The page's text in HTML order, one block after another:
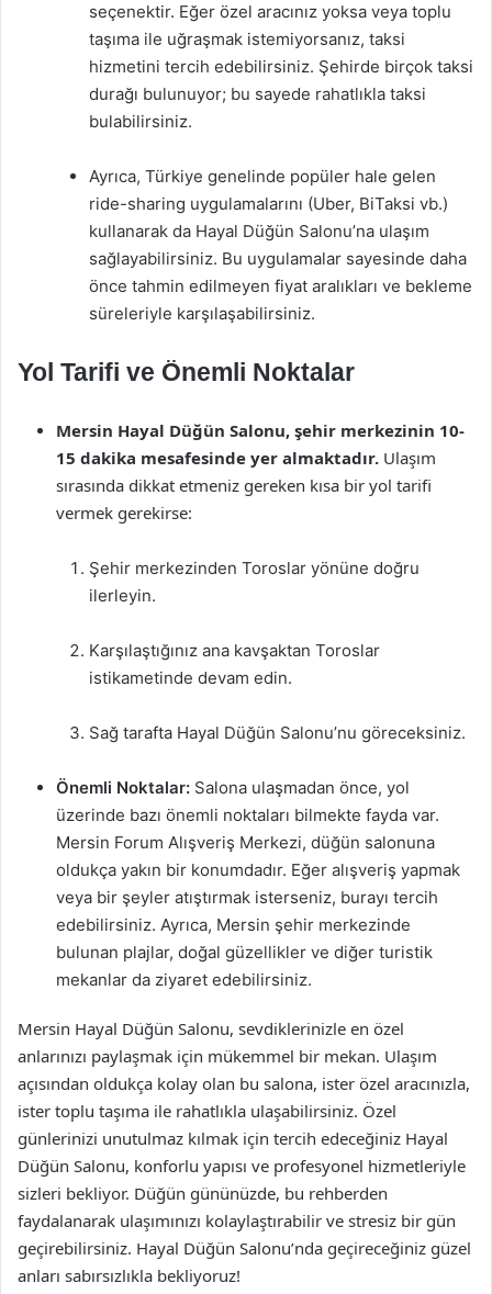
seçenektir. Eğer özel aracınız yoksa veya toplu
taşıma ile uğraşmak istemiyorsanız, taksi
hizmetini tercih edebilirsiniz. Şehirde birçok taksi
durağı bulunuyor; bu sayede rahatlıkla taksi
bulabilirsiniz.
Ayrıca, Türkiye genelinde popüler hale gelen
ride-sharing uygulamalarını (Uber, BiTaksi vb.)
kullanarak da Hayal Düğün Salonu’na ulaşım
sağlayabilirsiniz. Bu uygulamalar sayesinde daha
önce tahmin edilmeyen fiyat aralıkları ve bekleme
süreleriyle karşılaşabilirsiniz.
Yol Tarifi ve Önemli Noktalar
Mersin Hayal Düğün Salonu, şehir merkezinin 10-
15 dakika mesafesinde yer almaktadır. Ulaşım
sırasında dikkat etmeniz gereken kısa bir yol tarifi
vermek gerekirse:
Şehir merkezinden Toroslar yönüne doğru
ilerleyin.
Karşılaştığınız ana kavşaktan Toroslar
istikametinde devam edin.
Sağ tarafta Hayal Düğün Salonu’nu göreceksiniz.
Önemli Noktalar: Salona ulaşmadan önce, yol
üzerinde bazı önemli noktaları bilmekte fayda var.
Mersin Forum Alışveriş Merkezi, düğün salonuna
oldukça yakın bir konumdadır. Eğer alışveriş yapmak
veya bir şeyler atıştırmak isterseniz, burayı tercih
edebilirsiniz. Ayrıca, Mersin şehir merkezinde
bulunan plajlar, doğal güzellikler ve diğer turistik
mekanlar da ziyaret edebilirsiniz.
Mersin Hayal Düğün Salonu, sevdiklerinizle en özel
anlarınızı paylaşmak için mükemmel bir mekan. Ulaşım
açısından oldukça kolay olan bu salona, ister özel aracınızla,
ister toplu taşıma ile rahatlıkla ulaşabilirsiniz. Özel
günlerinizi unutulmaz kılmak için tercih edeceğiniz Hayal
Düğün Salonu, konforlu yapısı ve profesyonel hizmetleriyle
sizleri bekliyor. Düğün gününüzde, bu rehberden
faydalanarak ulaşımınızı kolaylaştırabilir ve stresiz bir gün
geçirebilirsiniz. Hayal Düğün Salonu’nda geçireceğiniz güzel
anları sabırsızlıkla bekliyoruz!